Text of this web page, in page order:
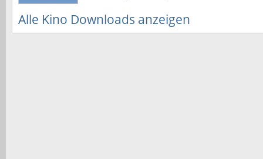
Alle Kino Downloads anzeigen